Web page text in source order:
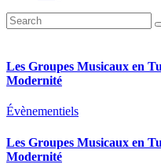
Les Groupes Musicaux en
Modernité
Évènementiels
Les Groupes Musicaux en
Modernité